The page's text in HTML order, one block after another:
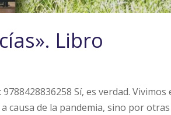
Libro
Sí, es verdad. Vivimos
causa de la pandemia, sino por otras